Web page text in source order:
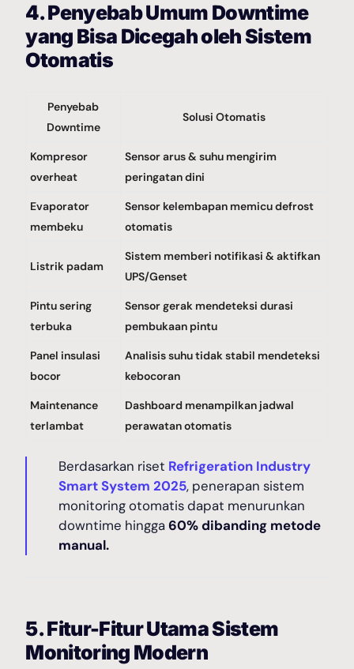
4. Penyebab Umum Downtime
yang Bisa Dicegah oleh Sistem
Otomatis
Penyebab
Downtime
Solusi Otomatis
Kompresor
overheat
Sensor arus & suhu mengirim
peringatan dini
Evaporator
membeku
Sensor kelembapan memicu defrost
otomatis
Listrik padam
Sistem memberi notifikasi & aktifkan
UPS/Genset
Pintu sering
terbuka
Sensor gerak mendeteksi durasi
pembukaan pintu
Panel insulasi
bocor
Analisis suhu tidak stabil mendeteksi
kebocoran
Maintenance
terlambat
Dashboard menampilkan jadwal
perawatan otomatis
Berdasarkan riset Refrigeration Industry
Smart System 2025, penerapan sistem
monitoring otomatis dapat menurunkan
downtime hingga60% dibanding metode
manual.
5. Fitur-Fitur Utama Sistem
Monitoring Modern